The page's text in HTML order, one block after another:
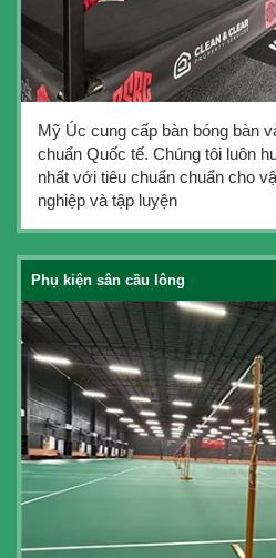
Mỹ Úc cung cấp bàn bóng bàn
chuẩn Quốc tế. Chúng tôi luôn
nhất với tiêu chuẩn chuẩn cho
nghiệp và tập luyện
Phụ kiện sân cầu lông